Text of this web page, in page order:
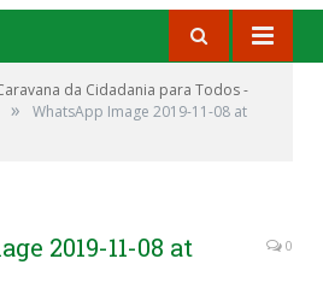
da Cidadania para Todos -
»
WhatsApp Image 2019-11-08 at
2019-11-08 at
0